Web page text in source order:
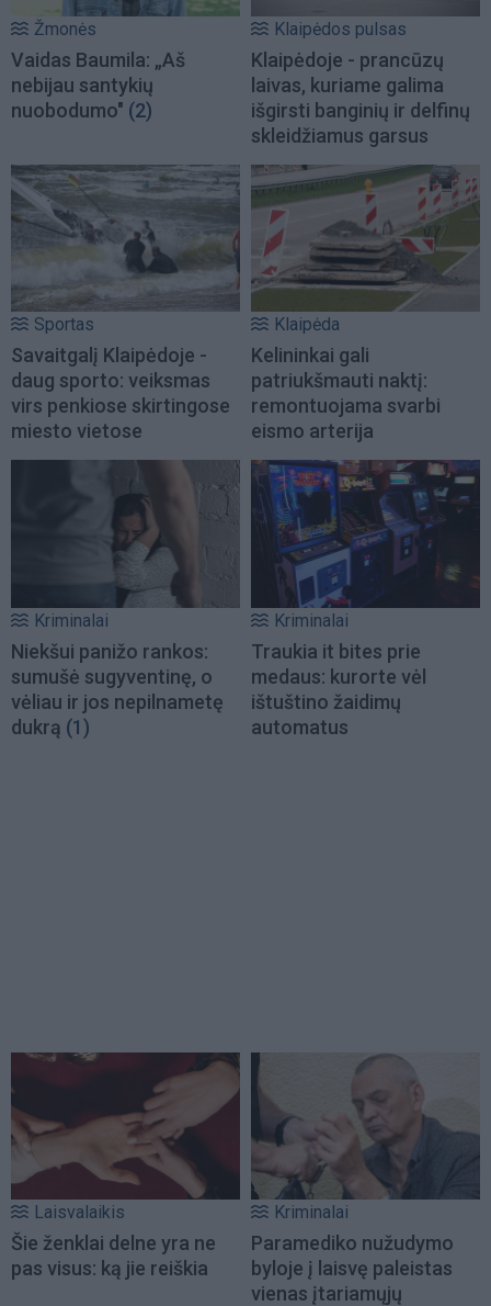
Žmonės
Vaidas Baumila: „Aš
nebijau santykių
nuobodumo" (2)
Klaipėdos pulsas
Klaipėdoje - prancūzų
laivas, kuriame galima
išgirsti banginių ir delfinų
skleidžiamus garsus
Sportas
Savaitgalį Klaipėdoje -
daug sporto: veiksmas
virs penkiose skirtingose
miesto vietose
Klaipėda
Kelininkai gali
patriukšmauti naktį:
remontuojama svarbi
eismo arterija
Kriminalai
Niekšui panižo rankos:
sumušė sugyventinę, o
vėliau ir jos nepilnametę
dukrą (1)
Kriminalai
Traukia it bites prie
medaus: kurorte vėl
ištuštino žaidimų
automatus
Laisvalaikis
Šie ženklai delne yra ne
pas visus: ką jie reiškia
Kriminalai
Paramediko nužudymo
byloje į laisvę paleistas
vienas įtariamųjų